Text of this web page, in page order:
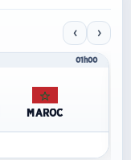
‹ ›
01h00
MAROC